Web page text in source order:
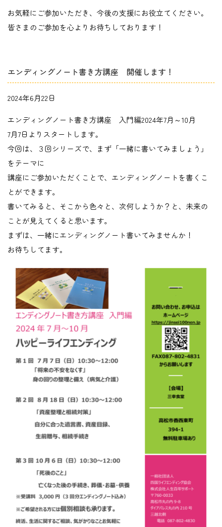
お気軽にご参加いただき、今後の支援にお役立てください。
皆さまのご参加を心よりお待ちしております！
エンディングノート書き方講座 開催します！
2024年6月22日
エンディングノート書き方講座 入門編2024年7月～10月
7月7日よりスタートします。
今回は、３回シリーズで、まず「一緒に書いてみましょう」
をテーマに
講座にご参加いただくことで、エンディングノートを書くこ
とができます。
書いてみると、そこから色々と、次何しようか？と、未来の
ことが見えてくると思います。
まずは、一緒にエンディングノート書いてみませんか！
お待ちしてます。